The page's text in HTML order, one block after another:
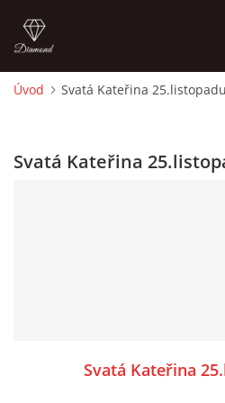
O MĚ
ROČNÍ PLÁN - INSPIRACE /DLE
Úvod Svatá Kateřina 25.listopadu
Svatá Kateřina
Svatá Kateřina